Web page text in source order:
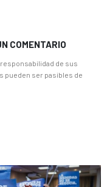
COMENTARIO
de sus
pueden ser pasibles de